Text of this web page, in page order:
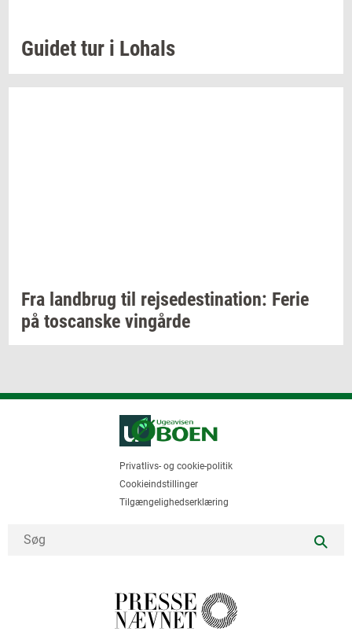
Gu­i­dettur i Lo­hals
Fra land­brug til rej­se­desti­na­tion: Ferie
på toscan­ske vin­går­de
Privatlivs- og cookie-politik
Cookieindstillinger
Tilgængelighedserklæring